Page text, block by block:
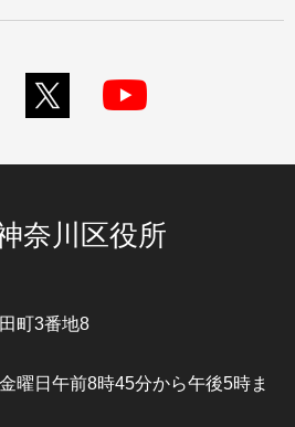
奈川区役所
町3番地8
曜日午前8時45分から午後5時ま